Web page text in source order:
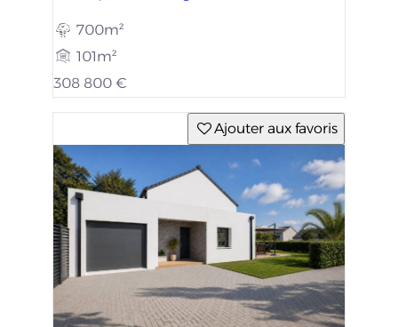
700m²
101m²
308 800 €
Ajouter aux favoris